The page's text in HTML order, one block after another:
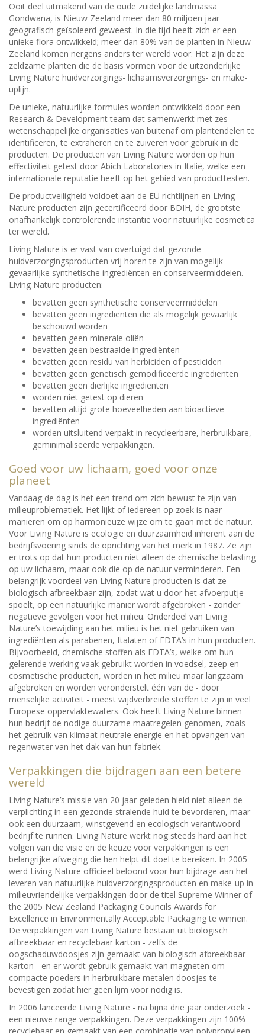
Ooit deel uitmakend van de oude zuidelijke landmassa
Gondwana, is Nieuw Zeeland meer dan 80 miljoen jaar
geografisch geïsoleerd geweest. In die tijd heeft zich er een
unieke flora ontwikkeld; meer dan 80% van de planten in Nieuw
Zeeland komen nergens anders ter wereld voor. Het zijn deze
zeldzame planten die de basis vormen voor de uitzonderlijke
Living Nature huidverzorgings- lichaamsverzorgings- en make-
uplijn.
De unieke, natuurlijke formules worden ontwikkeld door een
Research & Development team dat samenwerkt met zes
wetenschappelijke organisaties van buitenaf om plantendelen te
identificeren, te extraheren en te zuiveren voor gebruik in de
producten. De producten van Living Nature worden op hun
effectiviteit getest door Abich Laboratories in Italië, welke een
internationale reputatie heeft op het gebied van producttesten.
De productveiligheid voldoet aan de EU richtlijnen en Living
Nature producten zijn gecertificeerd door BDIH, de grootste
onafhankelijk controlerende instantie voor natuurlijke cosmetica
ter wereld.
Living Nature is er vast van overtuigd dat gezonde
huidverzorgingsproducten vrij horen te zijn van mogelijk
gevaarlijke synthetische ingrediënten en conserveermiddelen.
Living Nature producten:
bevatten geen synthetische conserveermiddelen
bevatten geen ingrediënten die als mogelijk gevaarlijk
beschouwd worden
bevatten geen minerale oliën
bevatten geen bestraalde ingrediënten
bevatten geen residu van herbiciden of pesticiden
bevatten geen genetisch gemodificeerde ingrediënten
bevatten geen dierlijke ingrediënten
worden niet getest op dieren
bevatten altijd grote hoeveelheden aan bioactieve
ingrediënten
worden uitsluitend verpakt in recycleerbare, herbruikbare,
geminimaliseerde verpakkingen.
Goed voor uw lichaam, goed voor onze
planeet
Vandaag de dag is het een trend om zich bewust te zijn van
milieuproblematiek. Het lijkt of iedereen op zoek is naar
manieren om op harmonieuze wijze om te gaan met de natuur.
Voor Living Nature is ecologie en duurzaamheid inherent aan de
bedrijfsvoering sinds de oprichting van het merk in 1987. Ze zijn
er trots op dat hun producten niet alleen de chemische belasting
op uw lichaam, maar ook die op de natuur verminderen. Een
belangrijk voordeel van Living Nature producten is dat ze
biologisch afbreekbaar zijn, zodat wat u door het afvoerputje
spoelt, op een natuurlijke manier wordt afgebroken - zonder
negatieve gevolgen voor het milieu. Onderdeel van Living
Nature’s toewijding aan het milieu is het niet gebruiken van
ingrediënten als parabenen, ftalaten of EDTA’s in hun producten.
Bijvoorbeeld, chemische stoffen als EDTA’s, welke om hun
gelerende werking vaak gebruikt worden in voedsel, zeep en
cosmetische producten, worden in het milieu maar langzaam
afgebroken en worden veronderstelt één van de - door
menselijke activiteit - meest wijdverbreide stoffen te zijn in veel
Europese oppervlaktewaters. Ook heeft Living Nature binnen
hun bedrijf de nodige duurzame maatregelen genomen, zoals
het gebruik van klimaat neutrale energie en het opvangen van
regenwater van het dak van hun fabriek.
Verpakkingen die bijdragen aan een betere
wereld
Living Nature’s missie van 20 jaar geleden hield niet alleen de
verplichting in een gezonde stralende huid te bevorderen, maar
ook een duurzaam, winstgevend en ecologisch verantwoord
bedrijf te runnen. Living Nature werkt nog steeds hard aan het
volgen van die visie en de keuze voor verpakkingen is een
belangrijke afweging die hen helpt dit doel te bereiken. In 2005
werd Living Nature officieel beloond voor hun bijdrage aan het
leveren van natuurlijke huidverzorgingsproducten en make-up in
milieuvriendelijke verpakkingen door de titel Supreme Winner of
the 2005 New Zealand Packaging Councils Awards for
Excellence in Environmentally Acceptable Packaging te winnen.
De verpakkingen van Living Nature bestaan uit biologisch
afbreekbaar en recyclebaar karton - zelfs de
oogschaduwdoosjes zijn gemaakt van biologisch afbreekbaar
karton - en er wordt gebruik gemaakt van magneten om
compacte poeders in herbruikbare metalen doosjes te
bevestigen zodat hier geen lijm voor nodig is.
In 2006 lanceerde Living Nature - na bijna drie jaar onderzoek -
een nieuwe range verpakkingen. Deze verpakkingen zijn 100%